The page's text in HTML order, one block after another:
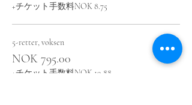
+チケット手数料NOK 8.75
5-retter, voksen
NOK 795.00
+チケット手数料NOK 19.88